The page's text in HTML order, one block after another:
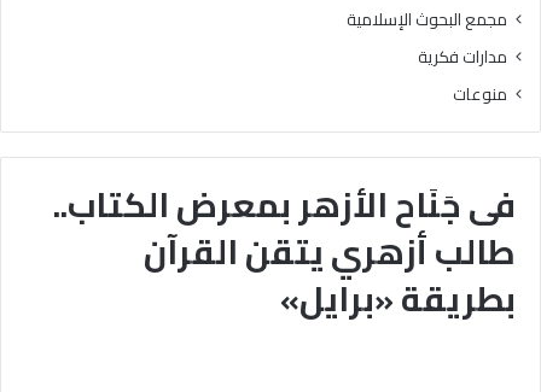
فى جَنَاح الأزهر بمعرض الكتاب..
طالب أزهري يتقن القرآن
بطريقة «برايل»
مجمع البحوث الإسلامية
مدارات فكرية
منوعات